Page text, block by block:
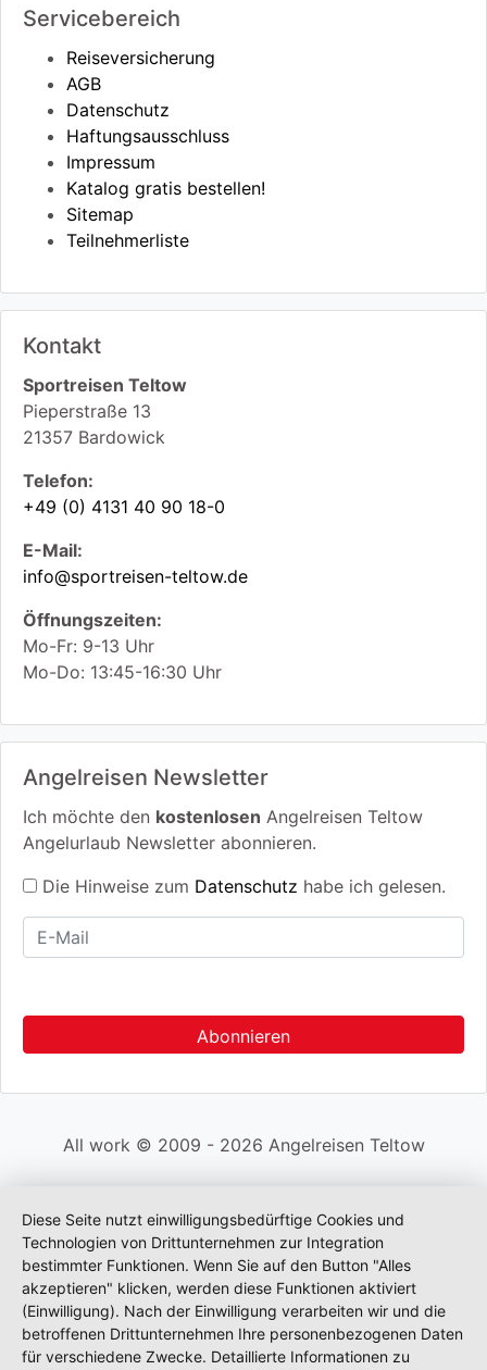
Servicebereich
Reiseversicherung
AGB
Datenschutz
Haftungsausschluss
Impressum
Katalog gratis bestellen!
Sitemap
Teilnehmerliste
Kontakt
Sportreisen Teltow
Pieperstraße 13
21357 Bardowick
Telefon:
+49 (0) 4131 40 90 18-0
E-Mail:
info@sportreisen-teltow.de
Öffnungszeiten:
Mo-Fr: 9-13 Uhr
Mo-Do: 13:45-16:30 Uhr
Angelreisen Newsletter
Ich möchte den kostenlosen Angelreisen Teltow
Angelurlaub Newsletter abonnieren.
Die Hinweise zum Datenschutz habe ich gelesen.
All work © 2009 - 2026 Angelreisen Teltow
Diese Seite nutzt einwilligungsbedürftige Cookies und
Technologien von Drittunternehmen zur Integration
bestimmter Funktionen. Wenn Sie auf den Button "Alles
akzeptieren" klicken, werden diese Funktionen aktiviert
(Einwilligung). Nach der Einwilligung verarbeiten wir und die
betroffenen Drittunternehmen Ihre personenbezogenen Daten
für verschiedene Zwecke. Detaillierte Informationen zu